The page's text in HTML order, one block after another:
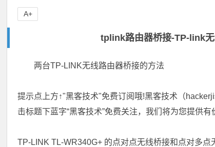
tplink路由器桥接-TP-link
A+
两台TP-LINK无线路由器桥接的方法
提示点上方↑"黑客技术"免费订阅哦!黑客技术（
击标题下蓝字“黑客技术”免费关注，我们将为您提供有
TP-LINK TL-WR340G+ 的点对点无线桥接和点对多